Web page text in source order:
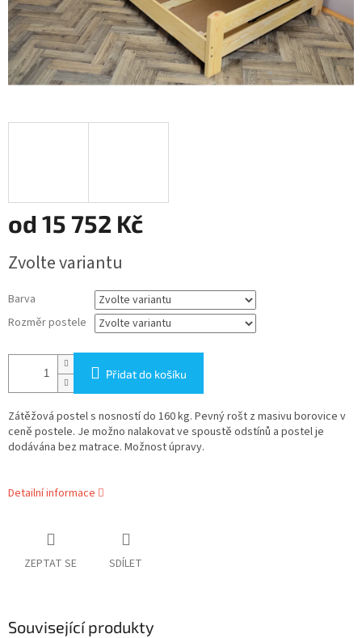
od 15 752 Kč
cena:
Zvolte variantu
Barva
Rozměr postele
Přidat do košíku
Zátěžová postel s nosností do 160 kg. Pevný rošt z masivu borovice v
ceně postele. Je možno nalakovat ve spoustě odstínů a postel je
dodávána bez matrace. Možnost úpravy.
Detailní informace
ZEPTAT SE SDÍLET
Související produkty